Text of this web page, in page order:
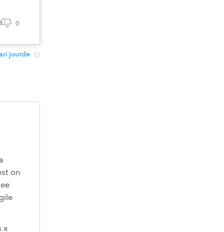
1 0
juurde
on
x